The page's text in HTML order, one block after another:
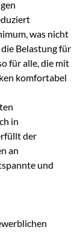
was nicht
Belastung für
für alle, die mit
komfortabel
in
der
an
und